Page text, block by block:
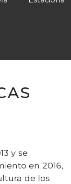
y se
en 2016,
de los